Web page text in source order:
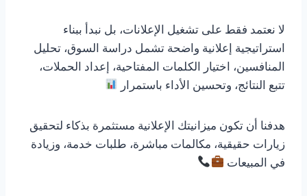
لا نعتمد فقط على تشغيل الإعلانات، بل نبدأ ببناء
استراتيجية إعلانية واضحة تشمل دراسة السوق، تحليل
المنافسين، اختيار الكلمات المفتاحية، إعداد الحملات،
تتبع النتائج، وتحسين الأداء باستمرار
هدفنا أن تكون ميزانيتك الإعلانية مستثمرة بذكاء لتحقيق
زيارات حقيقية، مكالمات مباشرة، طلبات خدمة، وزيادة
في المبيعات